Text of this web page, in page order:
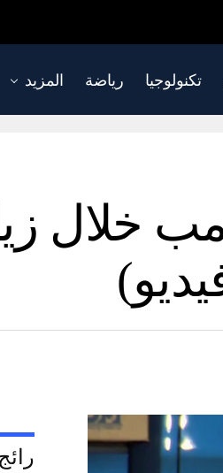
تكنولوجيا رياضة المزيد
خلال